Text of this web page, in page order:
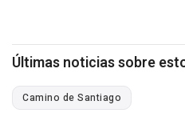
Últimas noticias sobre
Camino de Santiago